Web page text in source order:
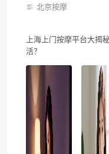
北京按摩
上海上门按摩平台大揭
活？